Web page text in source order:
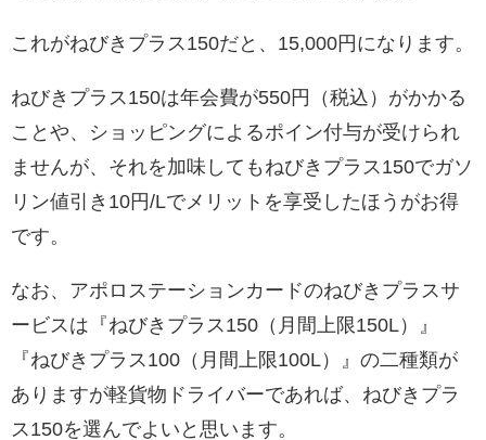
これがねびきプラス150だと、15,000円になります。
ねびきプラス150は年会費が550円（税込）がかかる
ことや、ショッピングによるポイン付与が受けられ
ませんが、それを加味してもねびきプラス150でガソ
リン値引き10円/Lでメリットを享受したほうがお得
です。
なお、アポロステーションカードのねびきプラスサ
ービスは『ねびきプラス150（月間上限150L）』
『ねびきプラス100（月間上限100L）』の二種類が
ありますが軽貨物ドライバーであれば、ねびきプラ
ス150を選んでよいと思います。